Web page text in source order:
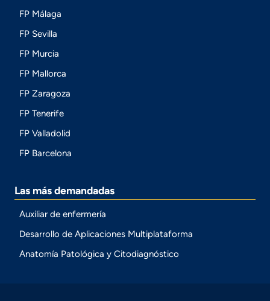
FP Málaga
FP Sevilla
FP Murcia
FP Mallorca
FP Zaragoza
FP Tenerife
FP Valladolid
FP Barcelona
Las más demandadas
Auxiliar de enfermería
Desarrollo de Aplicaciones Multiplataforma
Anatomía Patológica y Citodiagnóstico